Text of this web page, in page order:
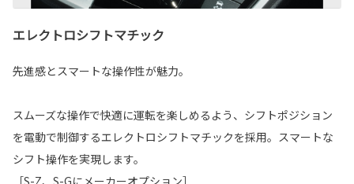
エレクトロシフトマチック
先進感とスマートな操作性が魅力。
スムーズな操作で快適に運転を楽しめるよう、シフトポジション
を電動で制御するエレクトロシフトマチックを採用。スマートな
シフト操作を実現します。